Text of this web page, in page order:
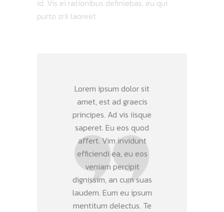
id. Vis ei rationibus definiebas, eu qui
purto zril laoreet.
Lorem ipsum dolor sit
amet, est ad graecis
principes. Ad vis iisque
saperet. Eu eos quod
affert. Vim invidunt
efficiendi ea, eu eos
veniam percipit
dignissim, an cum suas
laudem. Eum eu ipsum
mentitum delectus. Te